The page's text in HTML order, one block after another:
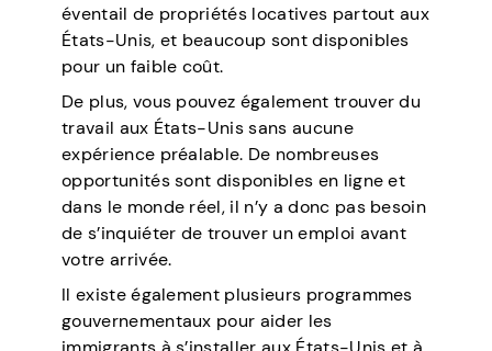
éventail de propriétés locatives partout aux
États-Unis, et beaucoup sont disponibles
pour un faible coût.
De plus, vous pouvez également trouver du
travail aux États-Unis sans aucune
expérience préalable. De nombreuses
opportunités sont disponibles en ligne et
dans le monde réel, il n’y a donc pas besoin
de s’inquiéter de trouver un emploi avant
votre arrivée.
Il existe également plusieurs programmes
gouvernementaux pour aider les